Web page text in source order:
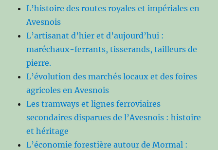
L’histoire des routes royales et impériales en
Avesnois
L’artisanat d’hier et d’aujourd’hui :
maréchaux-ferrants, tisserands, tailleurs de
pierre.
L’évolution des marchés locaux et des foires
agricoles en Avesnois
Les tramways et lignes ferroviaires
secondaires disparues de l’Avesnois : histoire
et héritage
L’économie forestière autour de Mormal :